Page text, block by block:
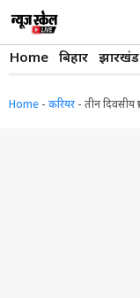
content
Home बिहार झारखंड
Home - करियर - तीन दिवसीय